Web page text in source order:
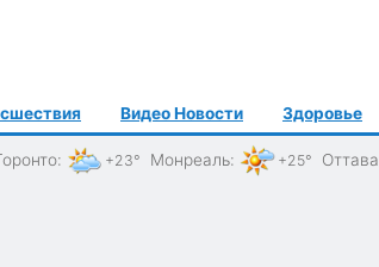
Видео Новости Здоровье
: +23° Монреаль: +25° Оттава